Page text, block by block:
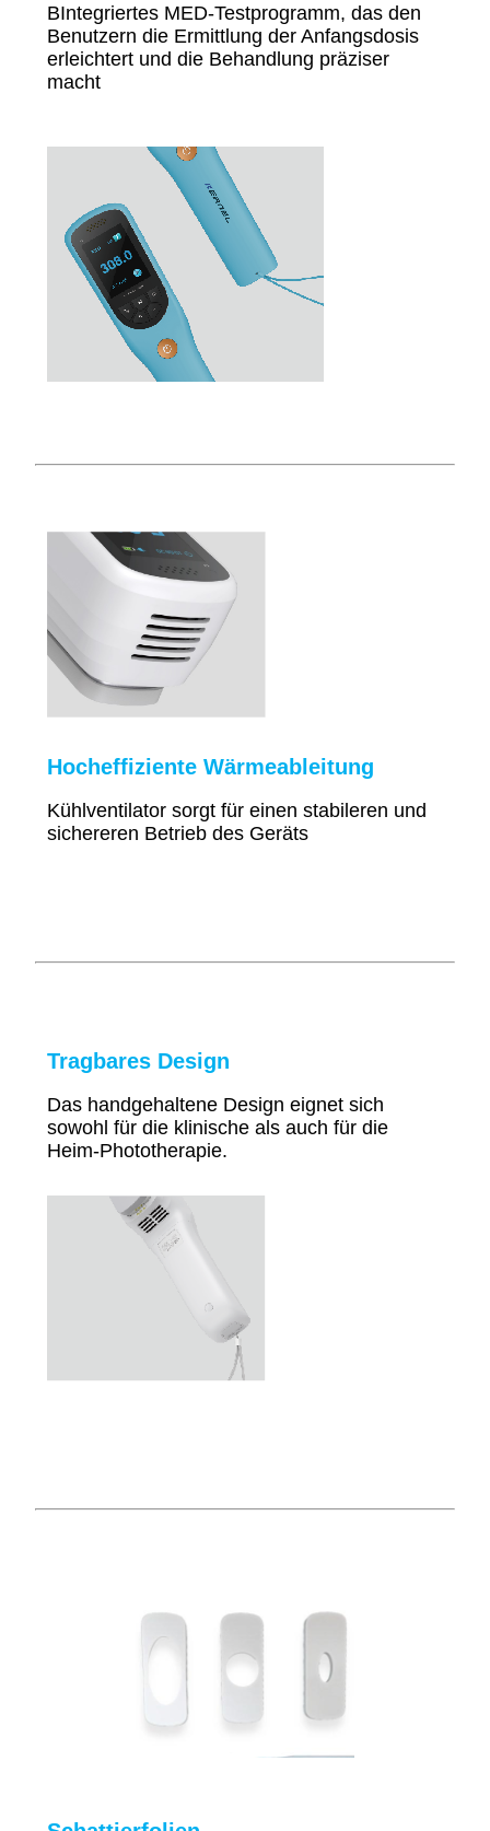
BIntegriertes MED-Testprogramm, das den
Benutzern die Ermittlung der Anfangsdosis
erleichtert und die Behandlung präziser
macht
Hocheffiziente Wärmeableitung
Kühlventilator sorgt für einen stabileren und
sichereren Betrieb des Geräts
Tragbares Design
Das handgehaltene Design eignet sich
sowohl für die klinische als auch für die
Heim-Phototherapie.